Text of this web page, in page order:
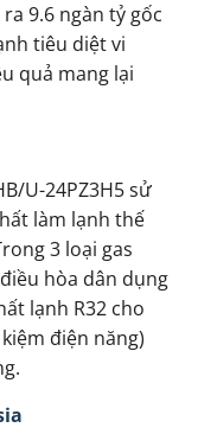
ra 9.6 ngàn tỷ gốc
tiêu diệt vi
quả mang lại
U-24PZ3H5 sử
làm lạnh thế
3 loại gas
hòa dân dụng
lạnh R32 cho
điện năng)